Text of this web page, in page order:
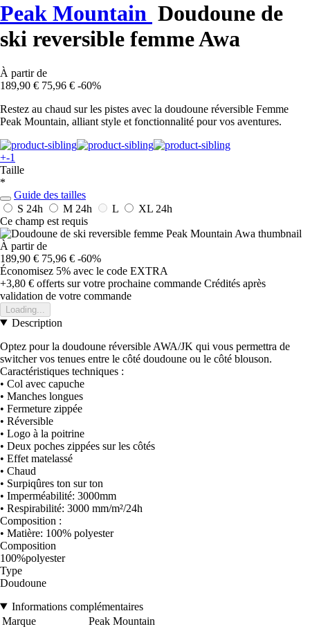
Peak Mountain Doudoune de
ski reversible femme Awa
À partir de
189,90 € 75,96 € -60%
Restez au chaud sur les pistes avec la doudoune réversible Femme
Peak Mountain, alliant style et fonctionnalité pour vos aventures.
+-1
Taille
*
Guide des tailles
S 24h M 24h L XL 24h
Ce champ est requis
À partir de
189,90 € 75,96 € -60%
Économisez 5% avec le code EXTRA
+3,80 € offerts sur votre prochaine commande Crédités après
validation de votre commande
Loading...
Description
Optez pour la doudoune réversible AWA/JK qui vous permettra de
switcher vos tenues entre le côté doudoune ou le côté blouson.
Caractéristiques techniques :
• Col avec capuche
• Manches longues
• Fermeture zippée
• Réversible
• Logo à la poitrine
• Deux poches zippées sur les côtés
• Effet matelassé
• Chaud
• Surpiqûres ton sur ton
• Imperméabilité: 3000mm
• Respirabilité: 3000 mm/m²/24h
Composition :
• Matière: 100% polyester
Composition
100%polyester
Type
Doudoune
Informations complémentaires
Marque
Peak Mountain